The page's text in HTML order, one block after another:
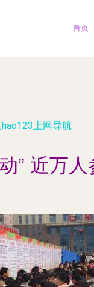
首页
上网导航
” 近万